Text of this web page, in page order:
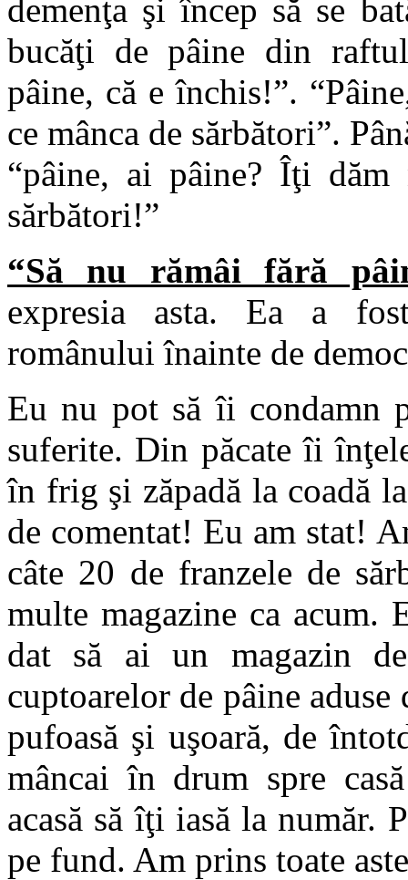
demenţa şi încep să se
bucăţi de pâine din
pâine, că e închis!”.
ce mânca de sărbători”.
“pâine, ai pâine? Îţi
sărbători!”
“Să nu rămâi fără
expresia asta. Ea a
românului înainte de
Eu nu pot să îi condamn
suferite. Din păcate îi
în frig şi zăpadă la coadă
de comentat! Eu am stat!
câte 20 de franzele de
multe magazine ca acum.
dat să ai un magazin
cuptoarelor de pâine aduse
pufoasă şi uşoară, de
mâncai în drum spre
acasă să îţi iasă la număr.
pe fund. Am prins toate